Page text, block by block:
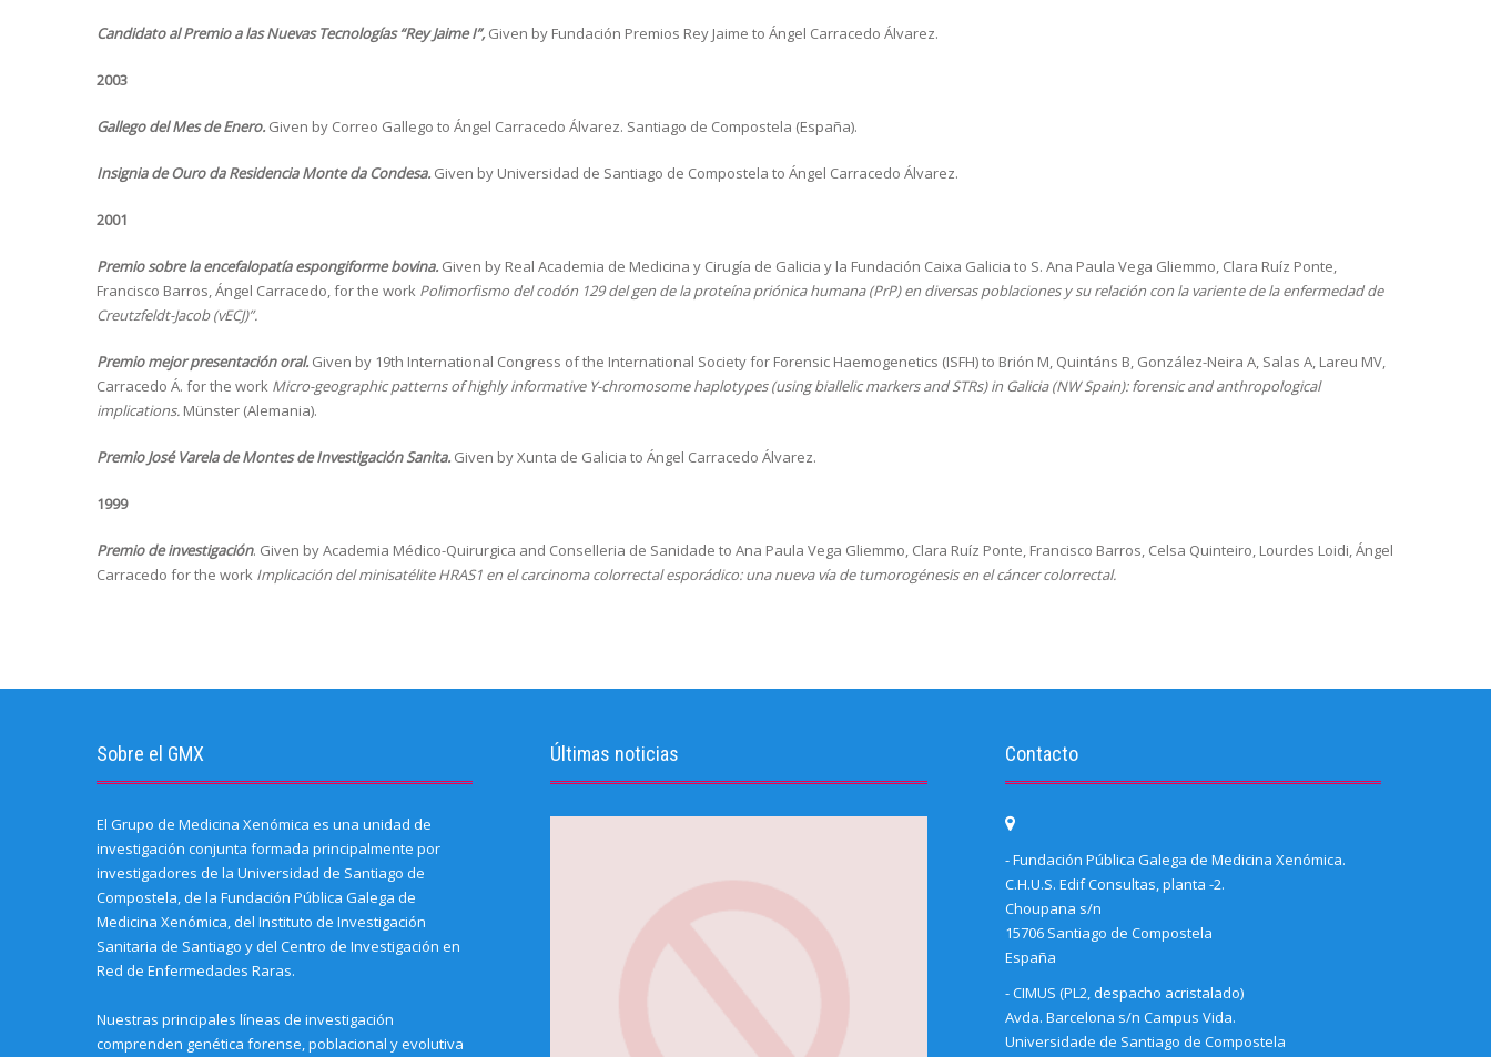
Candidato al Premio a las Nuevas Tecnologías “Rey Jaime I”,Given by Fundación Premios Rey Jaime to Ángel Carracedo Álvarez.
2003
Gallego del Mes de Enero. Given by Correo Gallego to Ángel Carracedo Álvarez. Santiago de Compostela (España).
Insignia de Ouro da Residencia Monte da Condesa. Given by Universidad de Santiago de Compostela to Ángel Carracedo Álvarez.
2001
Premio sobre la encefalopatía espongiforme bovina. Given by Real Academia de Medicina y Cirugía de Galicia y la Fundación Caixa Galicia to S. Ana Paula Vega Gliemmo, Clara Ruíz Ponte,
Francisco Barros, Ángel Carracedo, for the work Polimorfismo del codón 129 del gen de la proteína priónica humana (PrP) en diversas poblaciones y su relación con la variente de la enfermedad de
Creutzfeldt-Jacob (vECJ)”.
Premio mejor presentación oral. Given by 19th International Congress of the International Society for Forensic Haemogenetics (ISFH) to Brión M, Quintáns B, González-Neira A, Salas A, Lareu MV,
Carracedo Á. for the work Micro-geographic patterns of highly informative Y-chromosome haplotypes (using biallelic markers and STRs) in Galicia (NW Spain): forensic and anthropological
implications. Münster (Alemania).
Premio José Varela de Montes de Investigación Sanita. Given by Xunta de Galicia to Ángel Carracedo Álvarez.
1999
Premio de investigación. Given by Academia Médico-Quirurgica and Conselleria de Sanidade to Ana Paula Vega Gliemmo, Clara Ruíz Ponte, Francisco Barros, Celsa Quinteiro, Lourdes Loidi, Ángel
Carracedo for the work Implicación del minisatélite HRAS1 en el carcinoma colorrectal esporádico: una nueva vía de tumorogénesis en el cáncer colorrectal.
Sobre el GMX
El Grupo de Medicina Xenómica es una unidad de
investigación conjunta formada principalmente por
investigadores de la Universidad de Santiago de
Compostela, de la Fundación Pública Galega de
Medicina Xenómica, del Instituto de Investigación
Sanitaria de Santiago y del Centro de Investigación en
Red de Enfermedades Raras.
Nuestras principales líneas de investigación
comprenden genética forense, poblacional y evolutiva
Últimas noticias Contacto
- Fundación Pública Galega de Medicina Xenómica.
C.H.U.S. Edif Consultas, planta -2.
Choupana s/n
15706 Santiago de Compostela
España
- CIMUS (PL2, despacho acristalado)
Avda. Barcelona s/n Campus Vida.
Universidade de Santiago de Compostela